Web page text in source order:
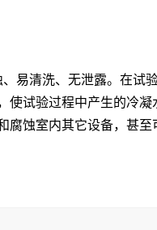
易清洗、无泄露。在试
使试验过程中产生的冷
蚀室内其它设备，甚至